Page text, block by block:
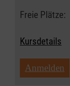
Freie Plätze:
Kursdetails
Anmelden